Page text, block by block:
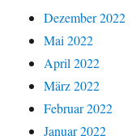
Dezember 2022
Mai 2022
April 2022
März 2022
Februar 2022
Januar 2022